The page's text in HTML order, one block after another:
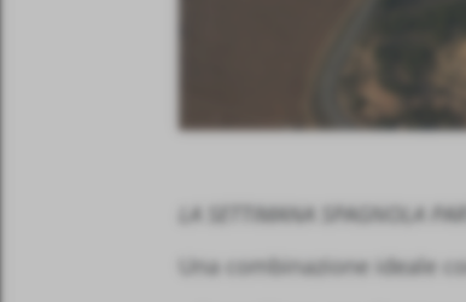
LA SETTIMANA SPAGNOLA
Una combinazione ideale